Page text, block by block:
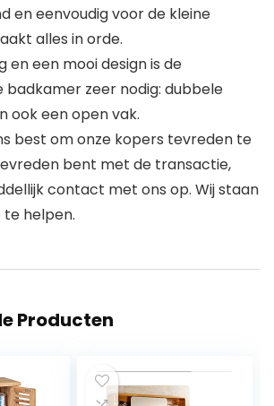
en eenvoudig voor de kleine
alles in orde.
en een mooi design is de
badkamer zeer nodig: dubbele
ook een open vak.
best om onze kopers tevreden te
bent met de transactie,
contact met ons op. Wij staan
helpen.
Producten